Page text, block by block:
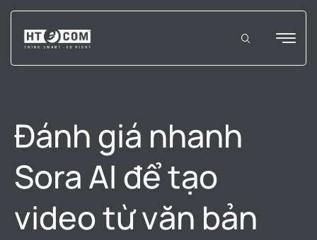
Đánh giá nhanh
Sora AI để tạo
video từ văn bản